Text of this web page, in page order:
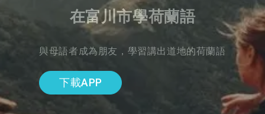
在富川市學荷蘭語
與母語者成為朋友，學習講出道地的荷蘭語
下載APP